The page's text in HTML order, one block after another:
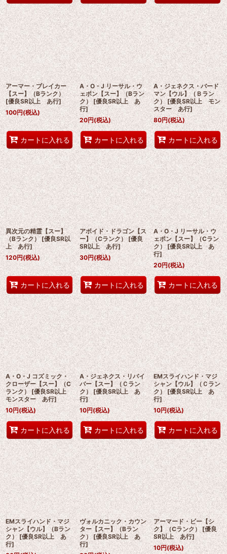
アーマー・ブレイカー
【スー】（Bランク）
[優良SR以上 あ行]
100円(税込)
カートに入れる
A・O・J リーサル・ウ
ェポン【スー】（Bラン
ク） [優良SR以上 あ
行]
20円(税込)
カートに入れる
A・ジェネクス・バード
マン【ウル】（Ｂラン
ク） [優良SR以上 モン
スター あ行]
80円(税込)
カートに入れる
異次元の精霊【スー】
（Bランク） [優良SR以
上 あ行]
120円(税込)
カートに入れる
アボイド・ドラゴン【ス
ー】（Cランク） [優良
SR以上 あ行]
30円(税込)
カートに入れる
A・O・J リーサル・ウ
ェポン【スー】（Cラン
ク） [優良SR以上 あ
行]
20円(税込)
カートに入れる
A・O・J コズミック・
クローザー【スー】（C
ランク） [優良SR以上
モンスター あ行]
10円(税込)
カートに入れる
A・ジェネクス・リバイ
バー【スー】（Ｃラン
ク） [優良SR以上 あ
行]
10円(税込)
カートに入れる
EMスライハンド・マジ
シャン【ウル】（Ｃラン
ク） [優良SR以上 あ
行]
10円(税込)
カートに入れる
EMスライハンド・マジ
シャン【ウル】（Bラン
ク） [優良SR以上 あ
行]
ヴォルカニック・カウン
ター【スー】（Bラン
ク） [優良SR以上 あ
行]
アーマード・ビー【シ
ク】（Cランク） [優良
SR以上 あ行]
10円(税込)